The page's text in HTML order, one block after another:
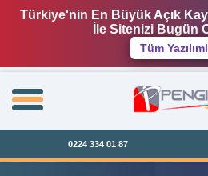
Türkiye'nin En Büyük Açık
İle Sitenizi Bugün
Tüm
0224 334 01 87